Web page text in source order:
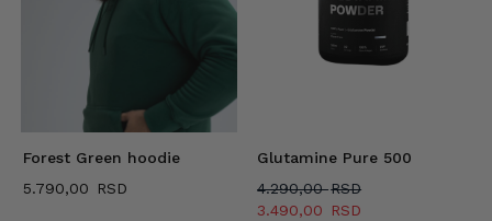
Forest Green hoodie
5.790,00
Glutamine Pure 500
4.290,00
Originalna
3.490,00